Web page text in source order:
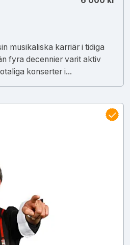
musikaliska karriär i tidiga
fyra decennier varit aktiv
konserter i...